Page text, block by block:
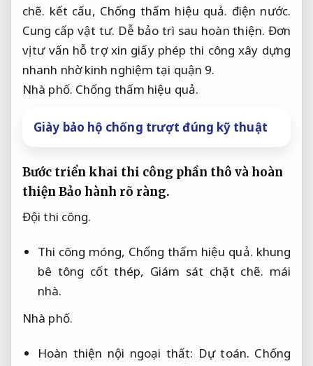
chẽ. kết cấu, Chống thấm hiệu quả. điện nước.
Cung cấp vật tư. Dễ bảo trì sau hoàn thiện. Đơn
vị tư vấn hỗ trợ xin giấy phép thi công xây dựng
nhanh nhờ kinh nghiệm tại quận 9.
Nhà phố. Chống thấm hiệu quả.
Giày bảo hộ chống trượt đúng kỹ thuật
Bước triển khai thi công phần thô và hoàn
thiện Bảo hành rõ ràng.
Đội thi công.
Thi công móng, Chống thấm hiệu quả. khung
bê tông cốt thép, Giám sát chặt chẽ. mái
nhà.
Nhà phố.
Hoàn thiện nội ngoại thất: Dự toán. Chống